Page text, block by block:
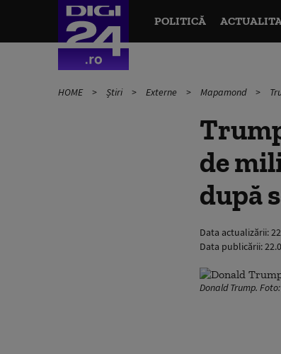
POLITICĂ
HOME Știri Externe Mapamond
de
după
Data actualizării:
Data publicării:
Donald Trump.